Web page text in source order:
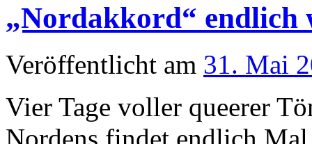
„Nordakkord“
Veröffentlicht am 31. Mai
Vier Tage voller queerer
Nordens findet endlich Mal